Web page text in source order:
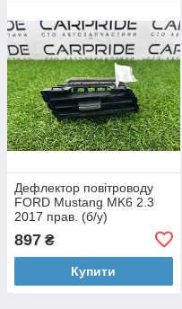
Дефлектор повітроводу
FORD Mustang MK6 2.3
2017 прав. (б/у)
897 ₴
Купити